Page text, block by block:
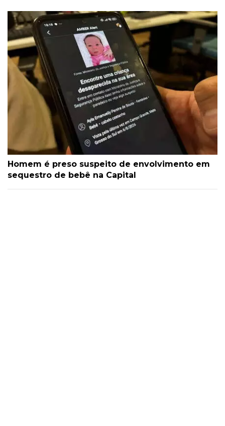
Homem é preso suspeito de envolvimento em
sequestro de bebê na Capital